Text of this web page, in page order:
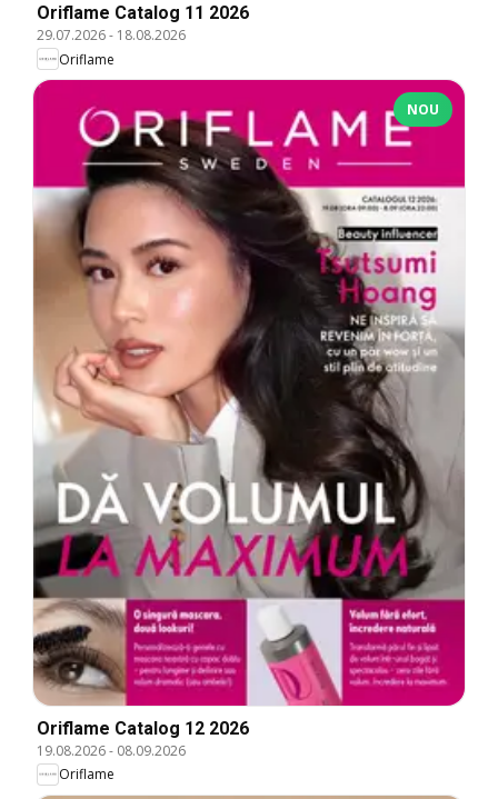
Oriflame Catalog 11 2026
29.07.2026- 18.08.2026
Oriflame
NOU
Oriflame Catalog 12 2026
19.08.2026- 08.09.2026
Oriflame